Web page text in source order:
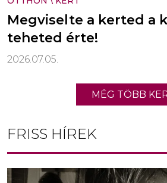
Megviselte a kerted a
teheted érte!
2026.07.05.
MÉG TÖBB
FRISS HÍREK